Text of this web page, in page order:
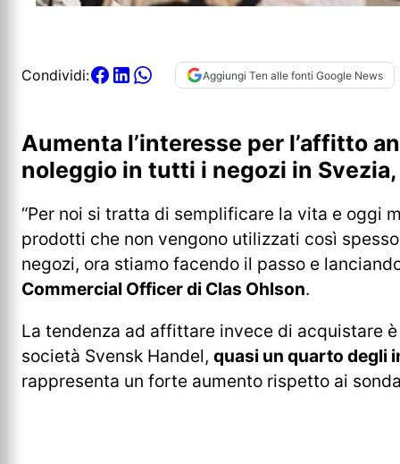
Condividi: Aggiungi Ten alle fonti Google News
Aumenta l’interesse per l’affitto
noleggio in tutti i negozi in
“Per noi si tratta di semplificare la vita e oggi
prodotti che non vengono utilizzati così
negozi, ora stiamo facendo il passo e
Commercial Officer di Clas Ohlson.
La tendenza ad affittare invece di acquistare
società Svensk Handel, quasi un quarto degli
rappresenta un forte aumento rispetto ai